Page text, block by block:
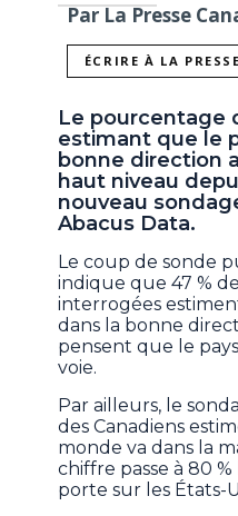
Par La Presse
ÉCRIRE À LA
Le pourcentage
estimant que le
bonne direction
haut niveau
nouveau
Abacus Data.
Le coup de sonde
indique que 47 %
interrogées
dans la bonne
pensent que le
voie.
Par ailleurs, le
des Canadiens
monde va dans la
chiffre passe à 80
porte sur les États-